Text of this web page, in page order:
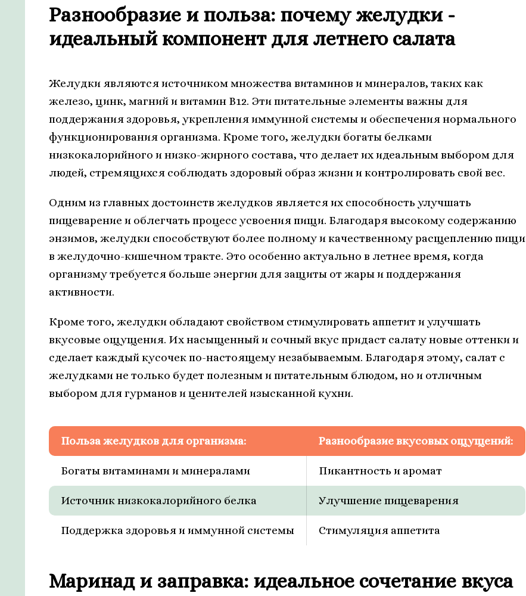
Разнообразие и польза: почему желудки -
идеальный компонент для летнего салата
Желудки являются источником множества витаминов и минералов, таких как
железо, цинк, магний и витамин В12. Эти питательные элементы важны для
поддержания здоровья, укрепления иммунной системы и обеспечения нормального
функционирования организма. Кроме того, желудки богаты белками
низкокалорийного и низко-жирного состава, что делает их идеальным выбором для
людей, стремящихся соблюдать здоровый образ жизни и контролировать свой вес.
Одним из главных достоинств желудков является их способность улучшать
пищеварение и облегчать процесс усвоения пищи. Благодаря высокому содержанию
энзимов, желудки способствуют более полному и качественному расщеплению пищи
в желудочно-кишечном тракте. Это особенно актуально в летнее время, когда
организму требуется больше энергии для защиты от жары и поддержания
активности.
Кроме того, желудки обладают свойством стимулировать аппетит и улучшать
вкусовые ощущения. Их насыщенный и сочный вкус придаст салату новые оттенки и
сделает каждый кусочек по-настоящему незабываемым. Благодаря этому, салат с
желудками не только будет полезным и питательным блюдом, но и отличным
выбором для гурманов и ценителей изысканной кухни.
Польза желудков для организма: Разнообразие вкусовых ощущений:
Богаты витаминами и минералами Пикантность и аромат
Источник низкокалорийного белка Улучшение пищеварения
Поддержка здоровья и иммунной системы Стимуляция аппетита
Маринад и заправка: идеальное сочетание вкуса